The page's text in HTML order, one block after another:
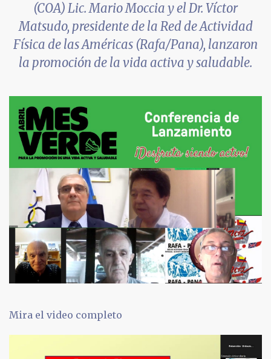
(COA) Lic. Mario Moccia y el Dr. Víctor
Matsudo, presidente de la Red de Actividad
Física de las Américas (Rafa/Pana), lanzaron
la promoción de la vida activa y saludable.
Mira el video completo